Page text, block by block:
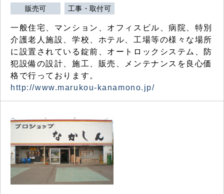
販売可 工事・取付可
一般住宅、マンション、オフィスビル、病院、特別
介護老人施設、学校、ホテル、工場等の様々な場所
に設置されている錠前、オートロックシステム、防
犯設備の設計、施工、販売、メンテナンスを良心価
格で行っております。
http://www.marukou-kanamono.jp/